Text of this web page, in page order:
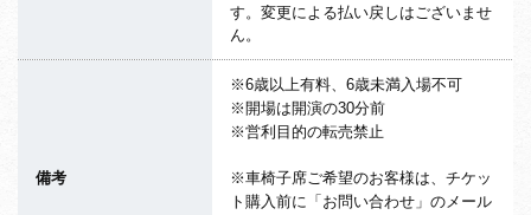
す。変更による払い戻しはございませ
ん。
備考
※6歳以上有料、6歳未満入場不可
※開場は開演の30分前
※営利目的の転売禁止
※車椅子席ご希望のお客様は、チケッ
ト購入前に「お問い合わせ」のメール